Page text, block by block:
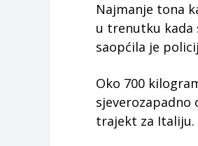
Najmanje tona
u trenutku kada
saopćila je
Oko 700
sjeverozapadno
trajekt za Italiju.